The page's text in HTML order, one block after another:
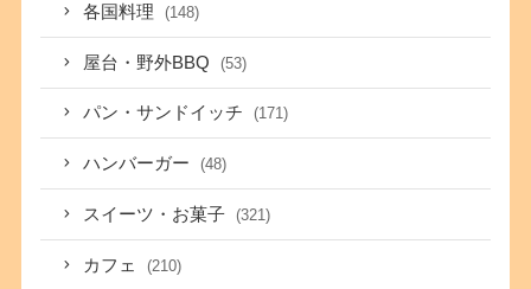
各国料理 (148)
屋台・野外BBQ (53)
パン・サンドイッチ (171)
ハンバーガー (48)
スイーツ・お菓子 (321)
カフェ (210)